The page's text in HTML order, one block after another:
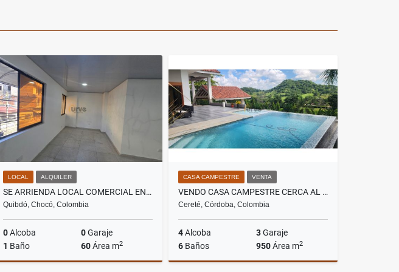
LOCAL ALQUILER
SE ARRIENDA LOCAL COMERCIAL EN EL CENTRO DE QUIBDO
Quibdó, Chocó, Colombia
0Alcoba 0Garaje
1 Baño 60Área m2
CASA CAMPESTRE VENTA
VENDO CASA CAMPESTRE CERCA AL MAR
Cereté, Córdoba, Colombia
4Alcoba 3Garaje
6 Baños 950Área m2